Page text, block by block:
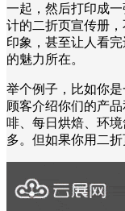
一起，然后打印成
计的二折页宣传册
印象，甚至让人看
的魅力所在。
举个例子，比如你
顾客介绍你们的产
啡、每日烘焙、环
多。但如果你用二折